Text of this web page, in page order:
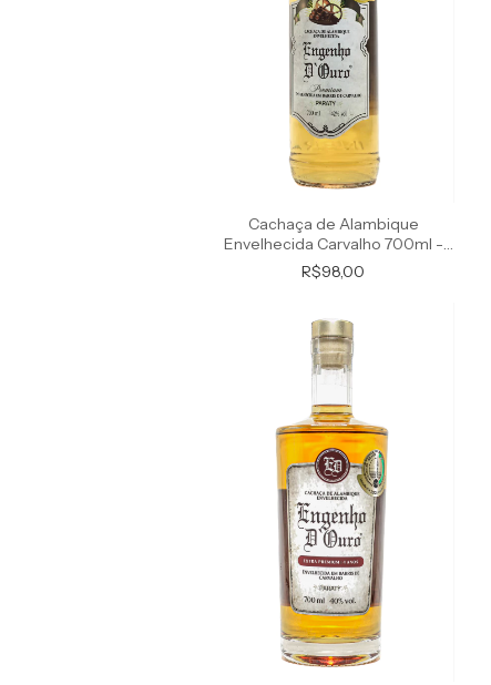
Cachaça de Alambique
Envelhecida Carvalho 700ml -
Premium
R$98,00